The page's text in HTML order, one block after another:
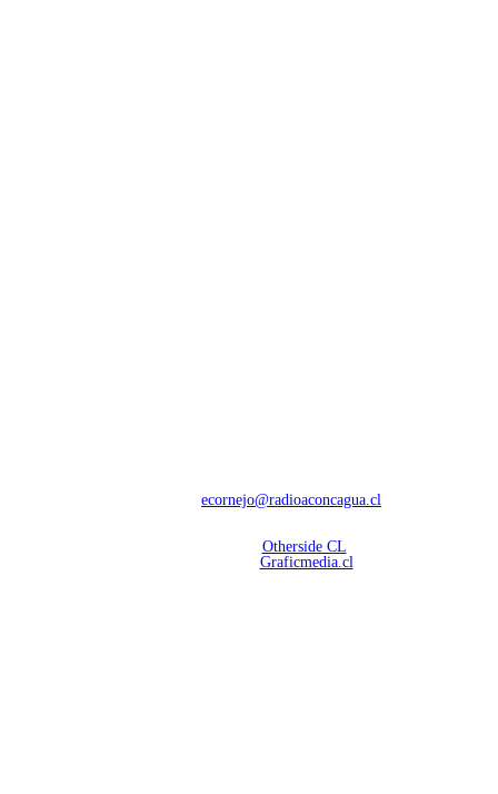
ecornejo@radioaconcagua.cl
Otherside CL
Graficmedia.cl